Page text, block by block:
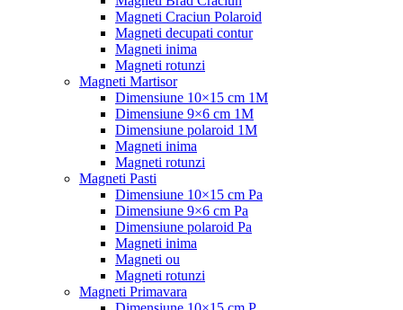
Magneti Craciun Polaroid
Magneti decupati contur
Magneti inima
Magneti rotunzi
Magneti Martisor
Dimensiune 10×15 cm 1M
Dimensiune 9×6 cm 1M
Dimensiune polaroid 1M
Magneti inima
Magneti rotunzi
Magneti Pasti
Dimensiune 10×15 cm Pa
Dimensiune 9×6 cm Pa
Dimensiune polaroid Pa
Magneti inima
Magneti ou
Magneti rotunzi
Magneti Primavara